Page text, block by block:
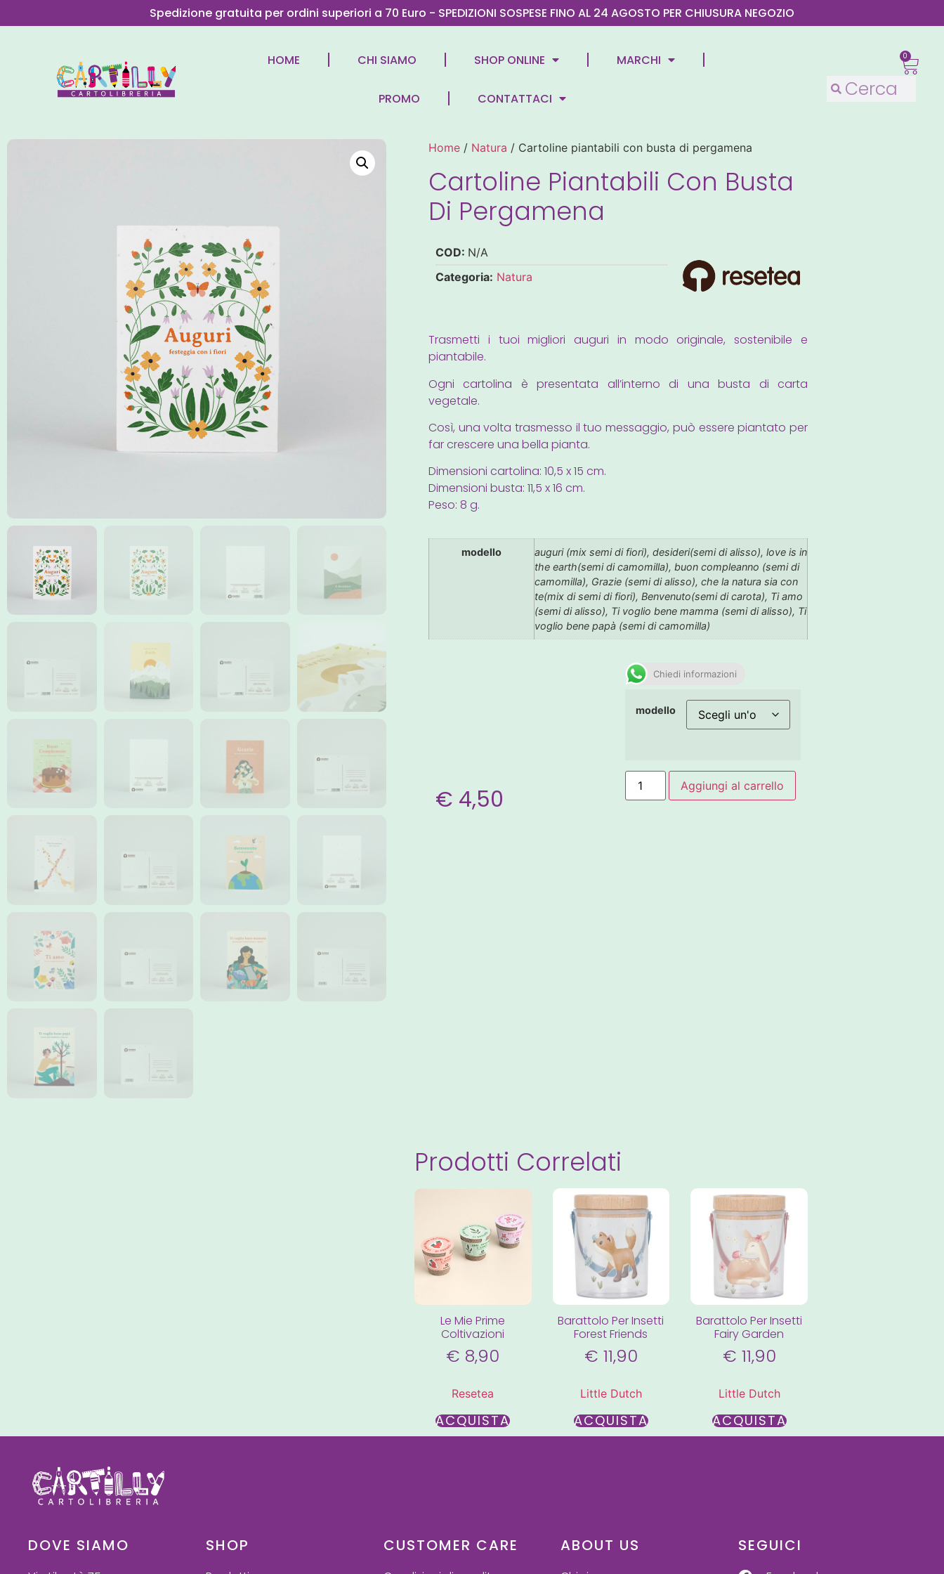
Spedizione gratuita per ordini superiori a 70 Euro - SPEDIZIONI SOSPESE FINO AL 24 AGOSTO PER CHIUSURA NEGOZIO
HOME CHI SIAMO SHOP ONLINE MARCHI
PROMO CONTATTACI
0
Home / Natura / Cartoline piantabili con busta di pergamena
Cartoline Piantabili Con Busta
Di Pergamena
COD: N/A
Categoria: Natura
Trasmetti i tuoi migliori auguri in modo originale, sostenibile e
piantabile.
Ogni cartolina è presentata all’interno di una busta di carta
vegetale.
Così, una volta trasmesso il tuo messaggio, può essere piantato per
far crescere una bella pianta.
Dimensioni cartolina: 10,5 x 15 cm.
Dimensioni busta: 11,5 x 16 cm.
Peso: 8 g.
modello
auguri (mix semi di fiori), desideri(semi di alisso), love is in
the earth(semi di camomilla), buon compleanno (semi di
camomilla), Grazie (semi di alisso), che la natura sia con
te(mix di semi di fiori), Benvenuto(semi di carota), Ti amo
(semi di alisso), Ti voglio bene mamma (semi di alisso), Ti
voglio bene papà (semi di camomilla)
€ 4,50
Chiedi informazioni
modello
Aggiungi al carrello
Prodotti Correlati
Le Mie Prime
Coltivazioni
€ 8,90
Resetea
ACQUISTA
Barattolo Per Insetti
Forest Friends
€ 11,90
Little Dutch
ACQUISTA
Barattolo Per Insetti
Fairy Garden
€ 11,90
Little Dutch
ACQUISTA
DOVE SIAMO SHOP CUSTOMER CARE ABOUT US SEGUICI